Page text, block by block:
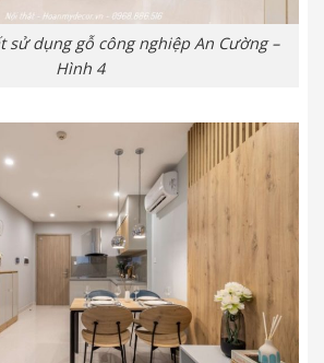
sử dụng gỗ công nghiệp An Cường –
Hình 4